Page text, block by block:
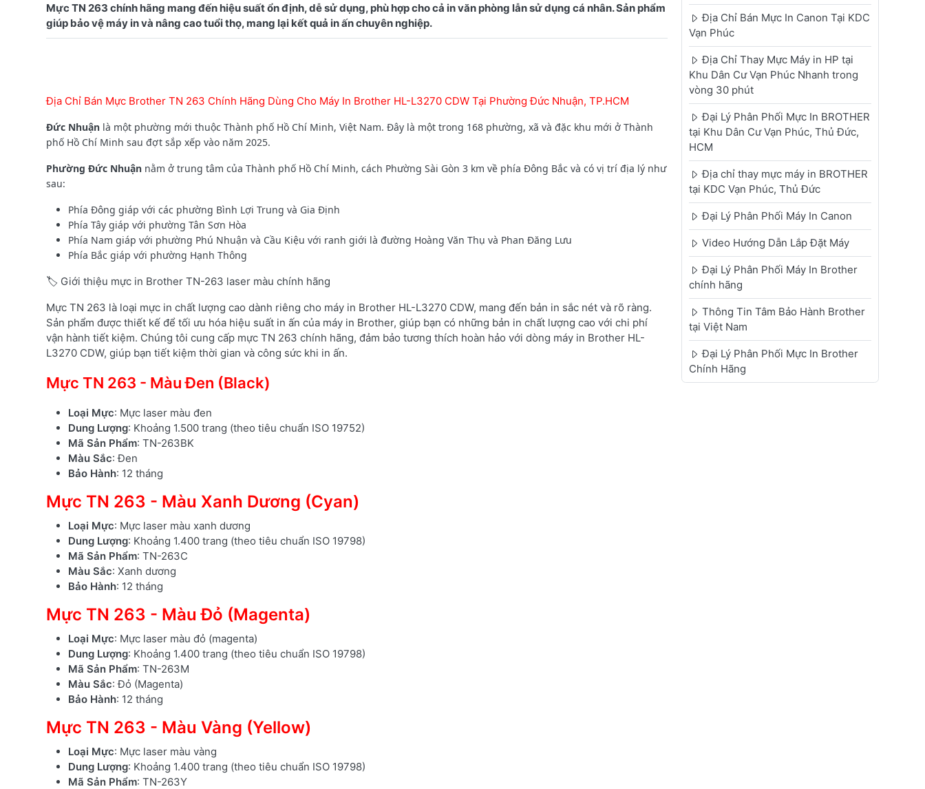
Mực TN 263 chính hãng mang đến hiệu suất ổn định, dễ sử dụng, phù hợp cho cả in văn phòng lẫn sử dụng cá nhân. Sản phẩm
Địa Chỉ Bán Mực Brother TN 263 Chính Hãng Dùng Cho Máy In Brother HL-L3270 CDW Tại Phường Đức Nhuận, TP.HCM
Đức Nhuận là một phường mới thuộc Thành phố Hồ Chí Minh, Việt Nam. Đây là một trong 168 phường, xã và đặc khu mới ở Thành
phố Hồ Chí Minh sau đợt sắp xếp vào năm 2025.
Phường Đức Nhuận nằm ở trung tâm của Thành phố Hồ Chí Minh, cách Phường Sài Gòn 3 km về phía Đông Bắc và có vị trí địa lý như
sau:
Phía Đông giáp với các phường Bình Lợi Trung và Gia Định
Phía Tây giáp với phường Tân Sơn Hòa
Phía Nam giáp với phường Phú Nhuận và Cầu Kiệu với ranh giới là đường Hoàng Văn Thụ và Phan Đăng Lưu
Phía Bắc giáp với phường Hạnh Thông
🏷️ Giới thiệu mực in Brother TN-263 laser màu chính hãng
Mực TN 263 là loại mực in chất lượng cao dành riêng cho máy in Brother HL-L3270 CDW, mang đến bản in sắc nét và rõ ràng.
Sản phẩm được thiết kế để tối ưu hóa hiệu suất in ấn của máy in Brother, giúp bạn có những bản in chất lượng cao với chi phí
vận hành tiết kiệm. Chúng tôi cung cấp mực TN 263 chính hãng, đảm bảo tương thích hoàn hảo với dòng máy in Brother HL-
L3270 CDW, giúp bạn tiết kiệm thời gian và công sức khi in ấn.
Mực TN 263 - Màu Đen (Black)
Loại Mực: Mực laser màu đen
Dung Lượng: Khoảng 1.500 trang (theo tiêu chuẩn ISO 19752)
Mã Sản Phẩm: TN-263BK
Màu Sắc: Đen
Bảo Hành: 12 tháng
Mực TN 263 - Màu Xanh Dương (Cyan)
Loại Mực: Mực laser màu xanh dương
Dung Lượng: Khoảng 1.400 trang (theo tiêu chuẩn ISO 19798)
Mã Sản Phẩm: TN-263C
Màu Sắc: Xanh dương
Bảo Hành: 12 tháng
Mực TN 263 - Màu Đỏ (Magenta)
Loại Mực: Mực laser màu đỏ (magenta)
Dung Lượng: Khoảng 1.400 trang (theo tiêu chuẩn ISO 19798)
Mã Sản Phẩm: TN-263M
Màu Sắc: Đỏ (Magenta)
Bảo Hành: 12 tháng
Mực TN 263 - Màu Vàng (Yellow)
Loại Mực: Mực laser màu vàng
Dung Lượng: Khoảng 1.400 trang (theo tiêu chuẩn ISO 19798)
Mã Sản Phẩm: TN-263Y
Địa Chỉ Bán Mực In Canon Tại KDC
Vạn Phúc
Địa Chỉ Thay Mực Máy in HP tại
Khu Dân Cư Vạn Phúc Nhanh trong
vòng 30 phút
Đại Lý Phân Phối Mực In BROTHER
tại Khu Dân Cư Vạn Phúc, Thủ Đức,
HCM
Địa chỉ thay mực máy in BROTHER
tại KDC Vạn Phúc, Thủ Đức
Đại Lý Phân Phối Máy In Canon
Video Hướng Dẫn Lắp Đặt Máy
Đại Lý Phân Phối Máy In Brother
chính hãng
Thông Tin Tâm Bảo Hành Brother
tại Việt Nam
Đại Lý Phân Phối Mực In Brother
Chính Hãng